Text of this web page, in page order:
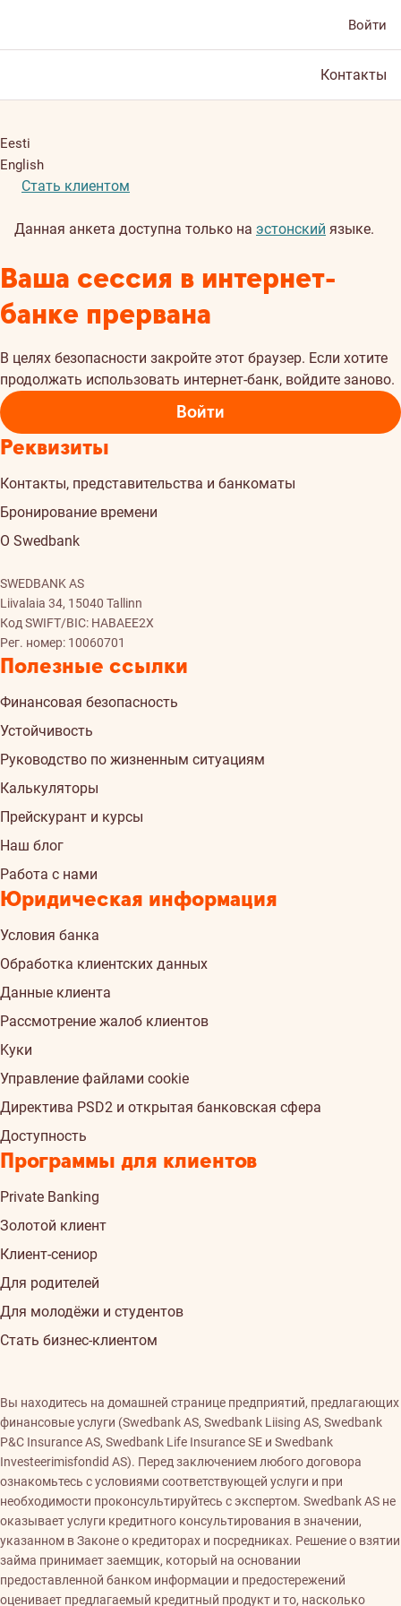
Войти
Контакты
Eesti
English
Стать клиентом
Данная анкета доступна только на эстонский языке.
Ваша сессия в интернет-
банке прервана
В целях безопасности закройте этот браузер. Если хотите
продолжать использовать интернет-банк, войдите заново.
Войти
Реквизиты
Контакты, представительства и банкоматы
Бронирование времени
О Swedbank
SWEDBANK AS
Liivalaia 34, 15040 Tallinn
Код SWIFT/BIC: HABAEE2X
Рег. номер: 10060701
Полезные ссылки
Финансовая безопасность
Устойчивость
Руководство по жизненным ситуациям
Калькуляторы
Прейскурант и курсы
Наш блог
Работа с нами
Юридическая информация
Условия банка
Обработка клиентских данных
Данные клиента
Рассмотрение жалоб клиентов
Kуки
Управление файлами cookie
Директива PSD2 и открытая банковская сфера
Доступность
Программы для клиентов
Private Banking
Золотой клиент
Клиент-сениор
Для родителей
Для молодёжи и студентов
Стать бизнес-клиентом
Вы находитесь на домашней странице предприятий, предлагающих
финансовые услуги (Swedbank AS, Swedbank Liising AS, Swedbank
P&C Insurance AS, Swedbank Life Insurance SE и Swedbank
Investeerimisfondid AS). Перед заключением любого договора
ознакомьтесь с условиями соответствующей услуги и при
необходимости проконсультируйтесь с экспертом. Swedbank AS не
оказывает услуги кредитного консультирования в значении,
указанном в Законе о кредиторах и посредниках. Решение о взятии
займа принимает заемщик, который на основании
предоставленной банком информации и предостережений
оценивает предлагаемый кредитный продукт и то, насколько